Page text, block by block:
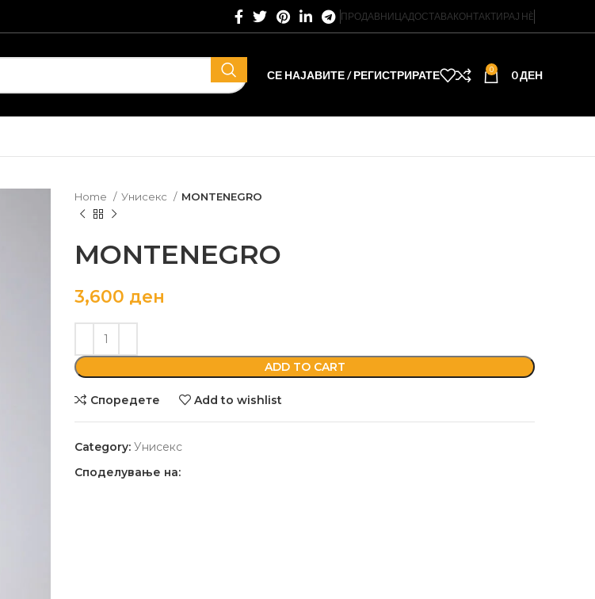
ПРОДАВНИЦАДОСТАВАКОНТАКТИРАЈ НÈ
СЕ НАЈАВИТЕ / РЕГИСТРИРАТЕ 0 0ДЕН
Home Унисекс MONTENEGRO
MONTENEGRO
3,600 ден
ADD TO CART
Споредете Add to wishlist
Category: Унисекс
Споделување на: